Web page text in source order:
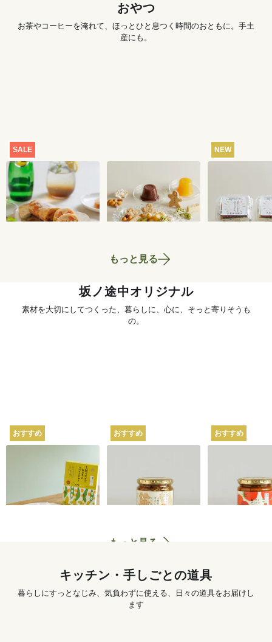
おやつ
お茶やコーヒーを淹れて、ほっとひと息つく時間のおともに。手土
産にも。
SALE
【特別価格】瀬戸内
レモンのサマーシュ
トーレン 200g
2,519円
おまかせおやつ定期
便[定期宅配]
1,980円
NEW
もっと見る
坂ノ途中オリジナル
素材を大切にしてつくった、暮らしに、心に、そっと寄りそうも
の。
おすすめ
坂ノ途中オリジナル
2種の大豆と白みその
スパイスカレー 180g
620円〜
おすすめ
らし寿司 250g
1,250
おすすめ
ぜごはん 250g
もっと見る
キッチン・手しごとの道具
暮らしにすっとなじみ、気負わずに使える、日々の道具をお届けし
ます